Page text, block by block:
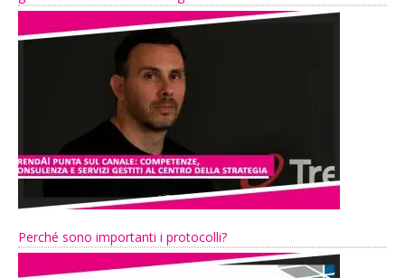
Perché sono importanti i protocolli?